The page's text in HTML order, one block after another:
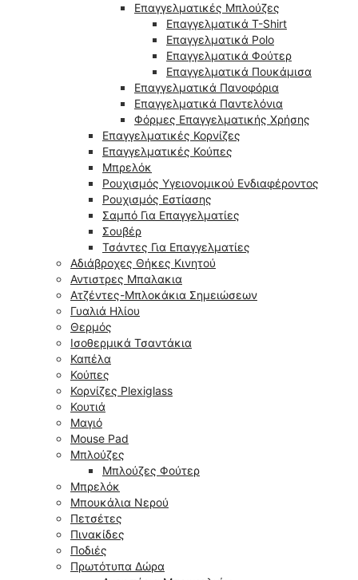
Επαγγελματικές Μπλούζες
Επαγγελματικά T-Shirt
Επαγγελματικά Polo
Επαγγελματικά Φούτερ
Επαγγελματικά Πουκάμισα
Επαγγελματικά Πανοφόρια
Επαγγελματικά Παντελόνια
Φόρμες Επαγγελματικής Χρήσης
Επαγγελματικές Κορνίζες
Επαγγελματικές Κούπες
Μπρελόκ
Ρουχισμός Υγειονομικού Ενδιαφέροντος
Ρουχισμός Εστίασης
Σαμπό Για Επαγγελματίες
Σουβέρ
Τσάντες Για Επαγγελματίες
Αδιάβροχες Θήκες Κινητού
Αντιστρες Μπαλακια
Ατζέντες-Μπλοκάκια Σημειώσεων
Γυαλιά Ηλίου
Θερμός
Ισοθερμικά Τσαντάκια
Καπέλα
Κούπες
Κορνίζες Plexiglass
Κουτιά
Μαγιό
Mouse Pad
Μπλούζες
Μπλούζες Φούτερ
Μπρελόκ
Μπουκάλια Νερού
Πετσέτες
Πινακίδες
Ποδιές
Πρωτότυπα Δώρα